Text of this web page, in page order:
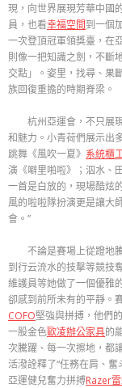
現，向世界展現芳華中國
員，也看幸福空間到一個
一次登頂冠軍領獎臺，在
則像一把知識之劍，不斷
交點」。姿里，找尋、果
族回復重擔的時期脊梁。
杭州亞運會，不只展
和魅力。小青荷們展示出
跳舞《風吹一夏》 系統櫃
演《噼里啪啦》；泅水、
一首是白放的，現場酷炫
風的啦啦隊扮演更是讓大
會。”
不論是賽場上從蹬地
到行云流水的技擊等競技
維護員等她做了一個優雅
卻感到前所未有的平靜。
COFO堅強與拼搏，他們
一股金色歐凌辦公家具的
次騰躍、每一次擦地，都
活潑詮釋了“任務在肩、
亞運健兒奮力拼搏Razer